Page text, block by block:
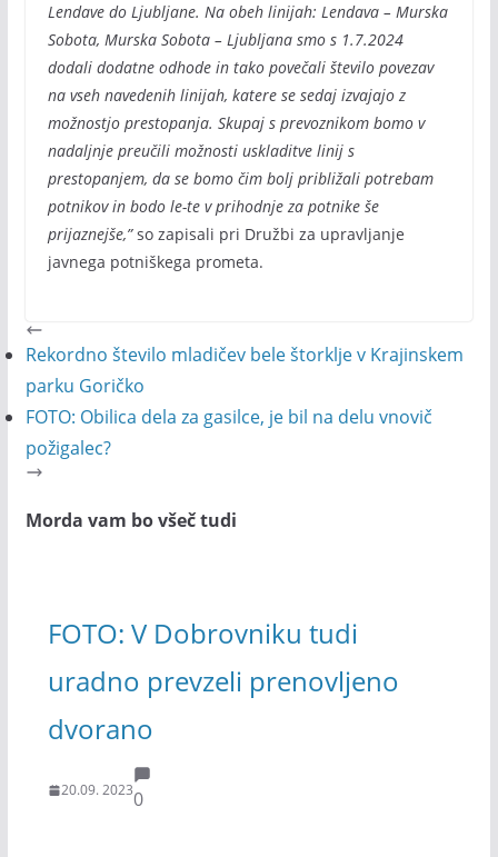
Lendave do Ljubljane. Na obeh linijah: Lendava – Murska
Sobota, Murska Sobota – Ljubljana smo s 1.7.2024
dodali dodatne odhode in tako povečali število povezav
na vseh navedenih linijah, katere se sedaj izvajajo z
možnostjo prestopanja. Skupaj s prevoznikom bomo v
nadaljnje preučili možnosti uskladitve linij s
prestopanjem, da se bomo čim bolj približali potrebam
potnikov in bodo le-te v prihodnje za potnike še
prijaznejše,”so zapisali pri Družbi za upravljanje
javnega potniškega prometa.
Rekordno število mladičev bele štorklje v Krajinskem
parku Goričko
FOTO: Obilica dela za gasilce, je bil na delu vnovič
požigalec?
Morda vam bo všeč tudi
FOTO: V Dobrovniku tudi
uradno prevzeli prenovljeno
dvorano
20.09. 20230